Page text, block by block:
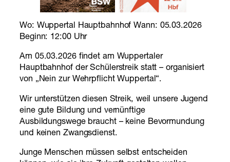
Wo: Wuppertal Hauptbahnhof Wann: 05.03.2026
Beginn: 12:00 Uhr
Am 05.03.2026 findet am Wuppertaler
Hauptbahnhof der Schülerstreik statt – organisiert
von „Nein zur Wehrpflicht Wuppertal“.
Wir unterstützen diesen Streik, weil unsere Jugend
eine gute Bildung und vernünftige
Ausbildungswege braucht – keine Bevormundung
und keinen Zwangsdienst.
Junge Menschen müssen selbst entscheiden